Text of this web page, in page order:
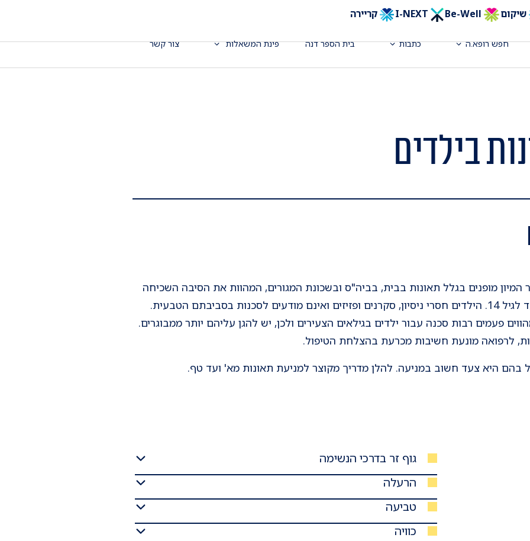
שיקום I-NEXT קריירה
חפש רופא.ה כתבות בית הספר דנה פינת המשאלות צור קשר
בילדים
מופנים בגלל תאונות בבית, בביה"ס ובשכונת המגורים, המהוות את הסיבה השכיחה
ביותר למות ילדים מגיל שנה ועד לגיל 14. הילדים חסרי ניסיון, סקרנים ופזיזים ואינם מודעים לסכנות בסביבתם הטבעית.
פעמים רבות סכנה עבור ילדים בגילאים הצעירים ולכן, יש להגן עליהם יותר ממבוגרים.
לרפואה מונעת חשיבות מכרעת בהצלחת הטיפול.
בהם היא צעד חשוב במניעה. להלן מדריך מקוצר למניעת תאונות מא' ועד טף.
גוף זר בדרכי הנשימה
הרעלה
טביעה
כוויה